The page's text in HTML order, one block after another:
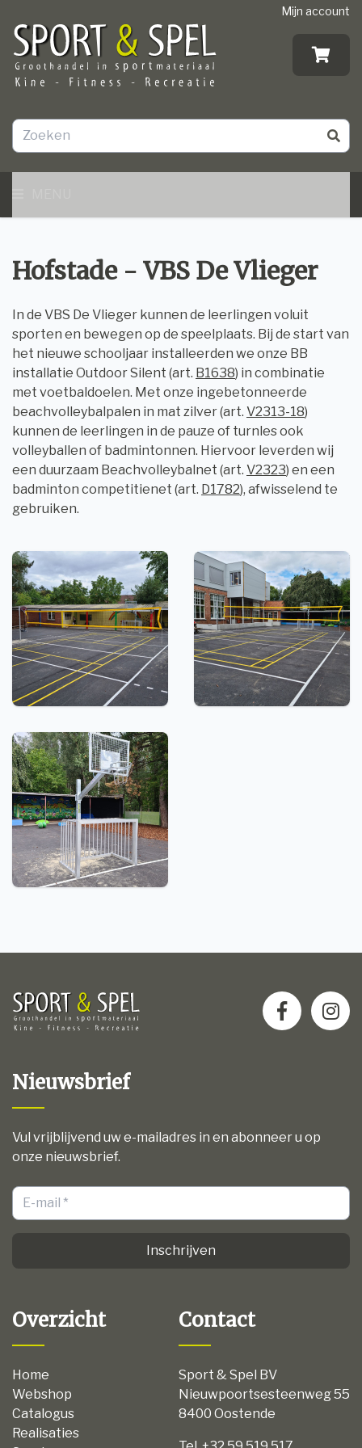
Mijn account
Hofstade - VBS De Vlieger
In de VBS De Vlieger kunnen de leerlingen voluit
sporten en bewegen op de speelplaats. Bij de start van
het nieuwe schooljaar installeerden we onze BB
installatie Outdoor Silent (art. B1638) in combinatie
met voetbaldoelen. Met onze ingebetonneerde
beachvolleybalpalen in mat zilver (art. V2313-18)
kunnen de leerlingen in de pauze of turnles ook
volleyballen of badmintonnen. Hiervoor leverden wij
een duurzaam Beachvolleybalnet (art. V2323) en een
badminton competitienet (art. D1782), afwisselend te
gebruiken.
Nieuwsbrief
Vul vrijblijvend uw e-mailadres in en abonneer u op
onze nieuwsbrief.
Inschrijven
Overzicht
Home
Webshop
Catalogus
Realisaties
Contact
Sport & Spel BV
Nieuwpoortsesteenweg 55
8400 Oostende